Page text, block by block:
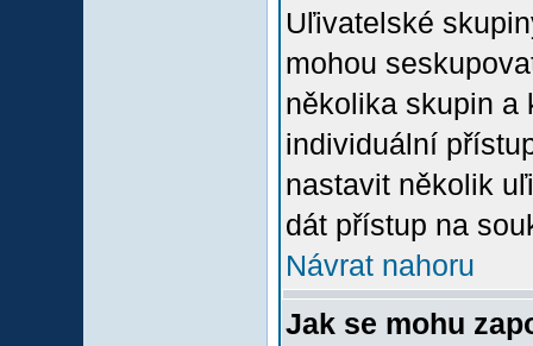
Uľivatelské
mohou
několika skupin a
individuální
nastavit několik
dát přístup na
Návrat nahoru
Jak se mohu